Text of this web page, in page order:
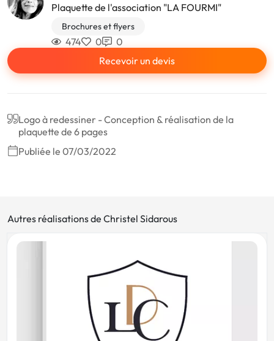
Plaquette de l'association "LA FOURMI"
Brochures et flyers
474 0
0
Recevoir un devis
Logo à redessiner - Conception & réalisation de la
plaquette de 6 pages
Publiée le 07/03/2022
Autres réalisations de Christel Sidarous